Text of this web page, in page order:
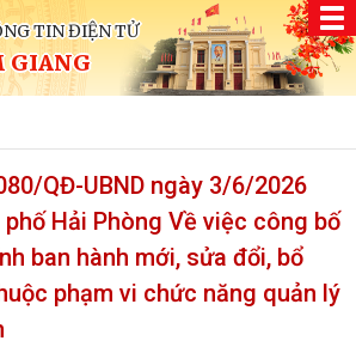
TIN ĐIỆN TỬ
GIANG
QĐ-UBND ngày 3/6/2026
phố Hải Phòng Về việc công bố
ban hành mới, sửa đổi, bổ
phạm vi chức năng quản lý